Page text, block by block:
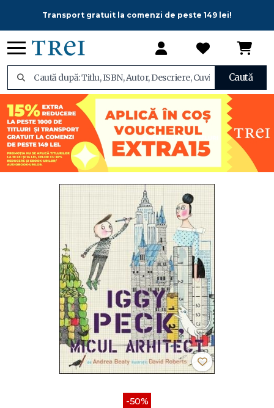
Transport gratuit la comenzi de peste 149 lei!
Caută
-50%